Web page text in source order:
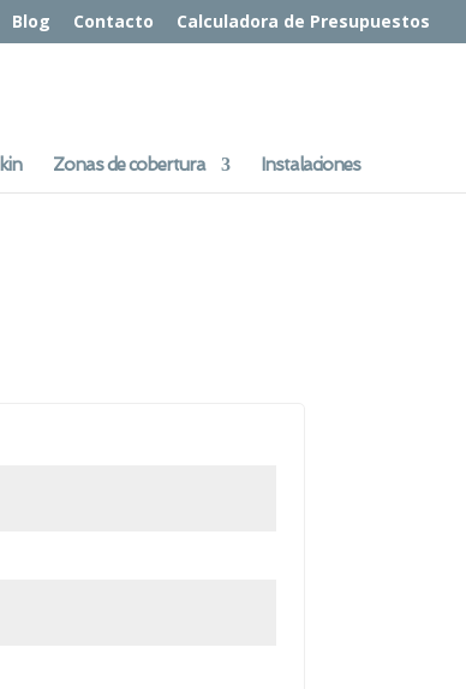
Blog Contacto Calculadora de Presupuestos
Zonas de cobertura Instalaciones